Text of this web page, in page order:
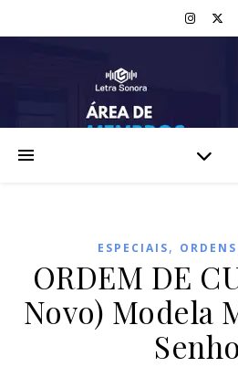
ESPECIAIS,
ORDEM DE
Novo) Modela